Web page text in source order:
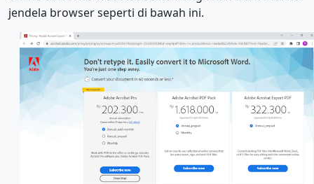
jendela browser seperti di bawah ini.